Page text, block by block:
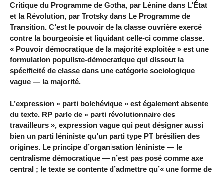
Critique du Programme de Gotha, par Lénine dans L’État
et la Révolution, par Trotsky dans Le Programme de
Transition. C’est le pouvoir de la classe ouvrière exercé
contre la bourgeoisie et liquidant celle-ci comme classe.
« Pouvoir démocratique de la majorité exploitée » est une
formulation populiste-démocratique qui dissout la
spécificité de classe dans une catégorie sociologique
vague — la majorité.
L’expression « parti bolchévique » est également absente
du texte. RP parle de « parti révolutionnaire des
travailleurs », expression vague qui peut désigner aussi
bien un parti léniniste qu’un parti type PT brésilien des
origines. Le principe d’organisation léniniste — le
centralisme démocratique — n’est pas posé comme axe
central ; le texte se contente d’admettre qu’« une forme de